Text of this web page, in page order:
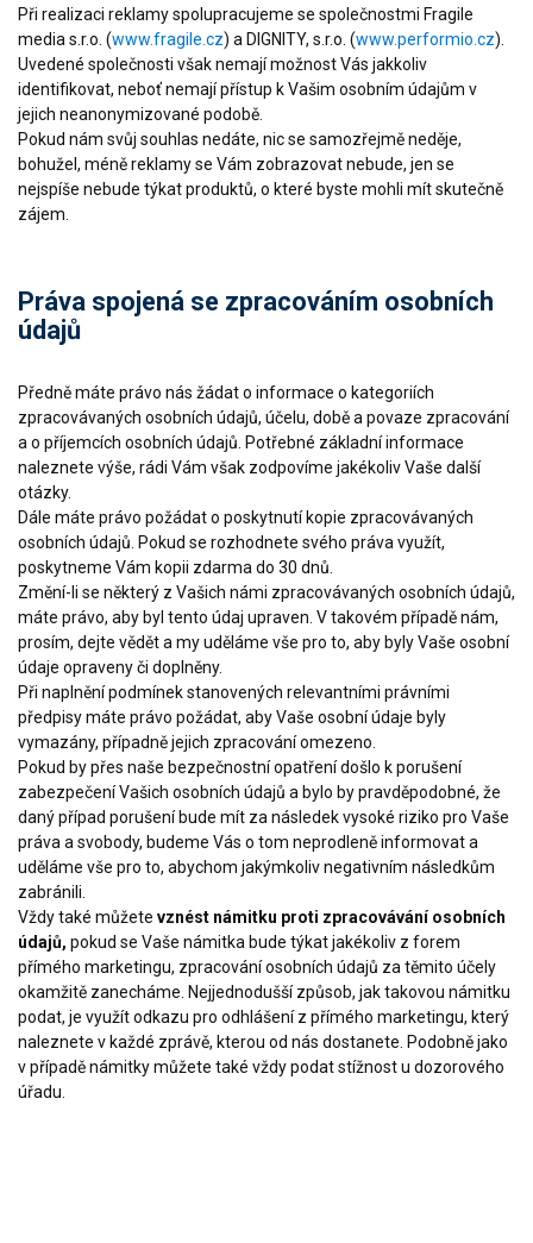
Při realizaci reklamy spolupracujeme se společnostmi Fragile
media s.r.o. (www.fragile.cz) a DIGNITY, s.r.o. (www.performio.cz).
Uvedené společnosti však nemají možnost Vás jakkoliv
identifikovat, neboť nemají přístup k Vašim osobním údajům v
jejich neanonymizované podobě.
Pokud nám svůj souhlas nedáte, nic se samozřejmě neděje,
bohužel, méně reklamy se Vám zobrazovat nebude, jen se
nejspíše nebude týkat produktů, o které byste mohli mít skutečně
zájem.
Práva spojená se zpracováním osobních
údajů
Předně máte právo nás žádat o informace o kategoriích
zpracovávaných osobních údajů, účelu, době a povaze zpracování
a o příjemcích osobních údajů. Potřebné základní informace
naleznete výše, rádi Vám však zodpovíme jakékoliv Vaše další
otázky.
Dále máte právo požádat o poskytnutí kopie zpracovávaných
osobních údajů. Pokud se rozhodnete svého práva využít,
poskytneme Vám kopii zdarma do 30 dnů.
Změní-li se některý z Vašich námi zpracovávaných osobních údajů,
máte právo, aby byl tento údaj upraven. V takovém případě nám,
prosím, dejte vědět a my uděláme vše pro to, aby byly Vaše osobní
údaje opraveny či doplněny.
Při naplnění podmínek stanovených relevantními právními
předpisy máte právo požádat, aby Vaše osobní údaje byly
vymazány, případně jejich zpracování omezeno.
Pokud by přes naše bezpečnostní opatření došlo k porušení
zabezpečení Vašich osobních údajů a bylo by pravděpodobné, že
daný případ porušení bude mít za následek vysoké riziko pro Vaše
práva a svobody, budeme Vás o tom neprodleně informovat a
uděláme vše pro to, abychom jakýmkoliv negativním následkům
zabránili.
Vždy také můžete vznést námitku proti zpracovávání osobních
údajů, pokud se Vaše námitka bude týkat jakékoliv z forem
přímého marketingu, zpracování osobních údajů za těmito účely
okamžitě zanecháme. Nejjednodušší způsob, jak takovou námitku
podat, je využít odkazu pro odhlášení z přímého marketingu, který
naleznete v každé zprávě, kterou od nás dostanete. Podobně jako
v případě námitky můžete také vždy podat stížnost u dozorového
úřadu.